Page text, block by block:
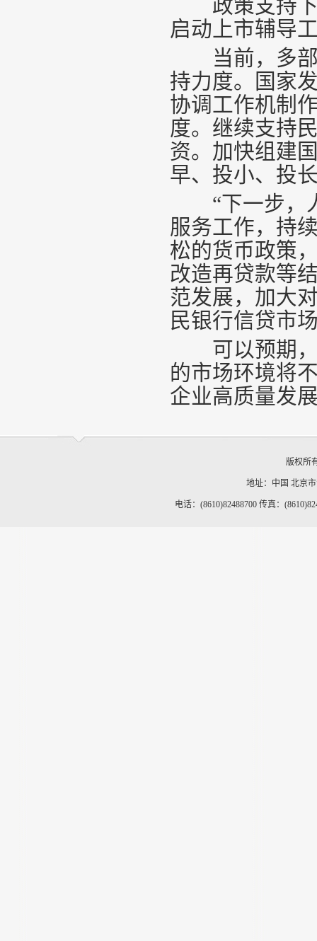
政策支持下
启动上市辅导
当前，多部
持力度。国家
协调工作机制
度。继续支持
资。加快组建
早、投小、投
“下一步，人
服务工作，持
松的货币政策
改造再贷款等
范发展，加大
民银行信贷市
可以预期，
的市场环境将
企业高质量发
版权所
地址：中国 北京
电话：(8610)82488700 传真：